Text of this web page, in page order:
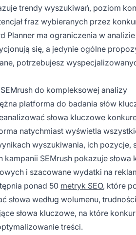
trendy wyszukiwań, poziom
fraz wybieranych przez
Planner ma ograniczenia w
się, a jedynie ogólne
potrzebujesz
do kompleksowej analizy
platforma do badania słów
słowa kluczowe
natychmiast wyświetla
wyszukiwania, ich
kampanii SEMrush pokazuje
i szacowane wydatki na
ponad 50 metryk SEO, które
słowa według wolumenu,
słowa kluczowe, na które
treści.